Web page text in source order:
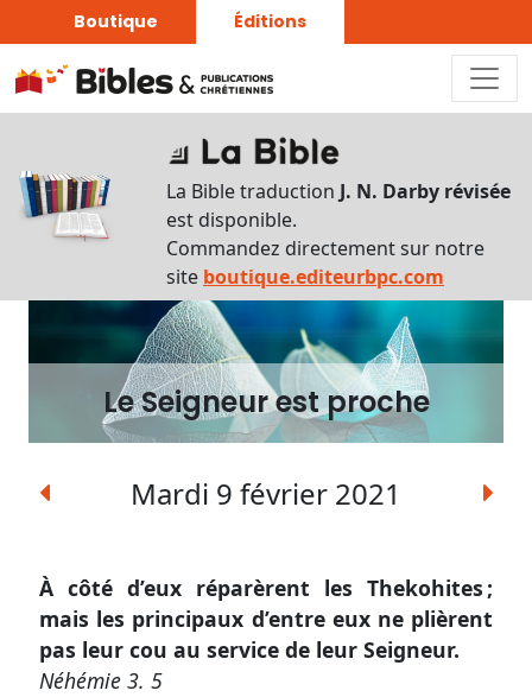
Boutique Éditions
La Bible traduction J. N. Darby révisée
est disponible.
Commandez directement sur notre
site boutique.editeurbpc.com
Le Seigneur est proche
Mardi 9 février 2021
À côté d’eux réparèrent les Thekohites ;
mais les principaux d’entre eux ne plièrent
pas leur cou au service de leur Seigneur.
Néhémie 3. 5
Seigneur
est
proche
Écouter
Rechercher
une
Autres
supports